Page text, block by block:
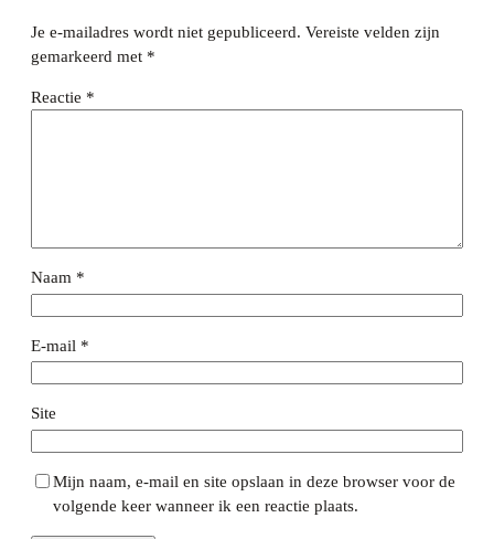
Je e-mailadres wordt niet gepubliceerd. Vereiste velden zijn
gemarkeerd met *
Reactie *
Naam *
E-mail *
Site
Mijn naam, e-mail en site opslaan in deze browser voor de
volgende keer wanneer ik een reactie plaats.